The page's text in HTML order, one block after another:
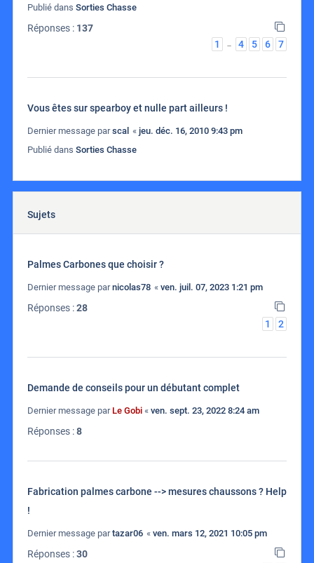
Publié dans Sorties Chasse
Réponses : 137
1
4 5 6 7
Vous êtes sur spearboy et nulle part ailleurs !
Dernier message parscal « jeu. déc. 16, 2010 9:43 pm
Publié dans Sorties Chasse
Sujets
Palmes Carbones que choisir ?
Dernier message parnicolas78 « ven. juil. 07, 2023 1:21 pm
Réponses :28
1
2
Demande de conseils pour un débutant complet
Dernier message par Le Gobi « ven. sept. 23, 2022 8:24 am
Réponses :8
Fabrication palmes carbone --> mesures chaussons ? Help
!
Dernier message partazar06 « ven. mars 12, 2021 10:05 pm
Réponses :30